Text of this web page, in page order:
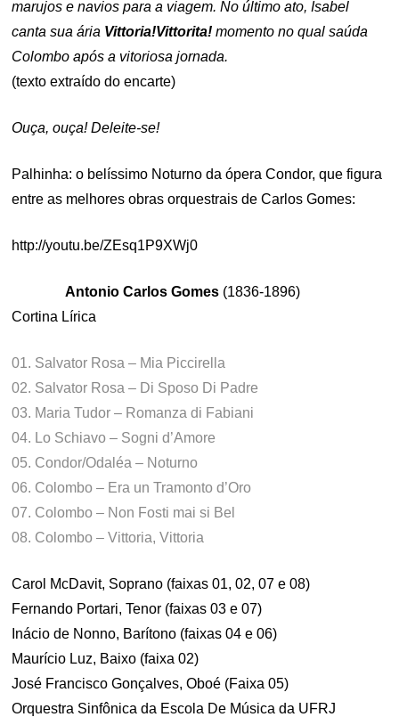
marujos e navios para a viagem. No último ato, Isabel
canta sua ária Vittoria!Vittorita! momento no qual saúda
Colombo após a vitoriosa jornada.
(texto extraído do encarte)
Ouça, ouça! Deleite-se!
Palhinha: o belíssimo Noturno da ópera Condor, que figura
entre as melhores obras orquestrais de Carlos Gomes:
http://youtu.be/ZEsq1P9XWj0
Antonio Carlos Gomes (1836-1896)
Cortina Lírica
01. Salvator Rosa – Mia Piccirella
02. Salvator Rosa – Di Sposo Di Padre
03. Maria Tudor – Romanza di Fabiani
04. Lo Schiavo – Sogni d’Amore
05. Condor/Odaléa – Noturno
06. Colombo – Era un Tramonto d’Oro
07. Colombo – Non Fosti mai si Bel
08. Colombo – Vittoria, Vittoria
Carol McDavit, Soprano (faixas 01, 02, 07 e 08)
Fernando Portari, Tenor (faixas 03 e 07)
Inácio de Nonno, Barítono (faixas 04 e 06)
Maurício Luz, Baixo (faixa 02)
José Francisco Gonçalves, Oboé (Faixa 05)
Orquestra Sinfônica da Escola De Música da UFRJ